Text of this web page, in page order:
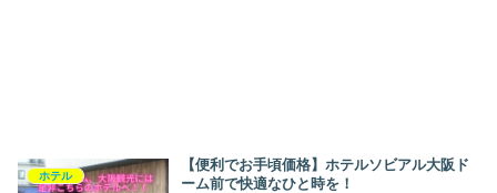
ホテル
【便利でお手頃価格】ホテルソビアル大阪ド
ーム前で快適なひと時を！